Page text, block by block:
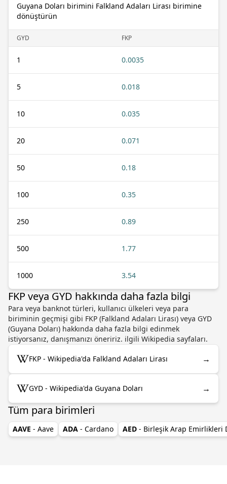
Guyana Doları birimini Falkland Adaları Lirası birimine
dönüştürün
GYD FKP
1 0.0035
5 0.018
10 0.035
20 0.071
50 0.18
100 0.35
250 0.89
500 1.77
1000 3.54
FKP veya GYD hakkında daha fazla bilgi
Para veya banknot türleri, kullanıcı ülkeleri veya para
biriminin geçmişi gibi FKP (Falkland Adaları Lirası) veya GYD
(Guyana Doları) hakkında daha fazla bilgi edinmek
istiyorsanız, danışmanızı öneririz. ilgili Wikipedia sayfaları.
FKP - Wikipedia'da Falkland Adaları Lirası →
GYD - Wikipedia'da Guyana Doları →
Tüm para birimleri
AAVE - Aave ADA - Cardano AED - Birleşik Arap Emirlikleri